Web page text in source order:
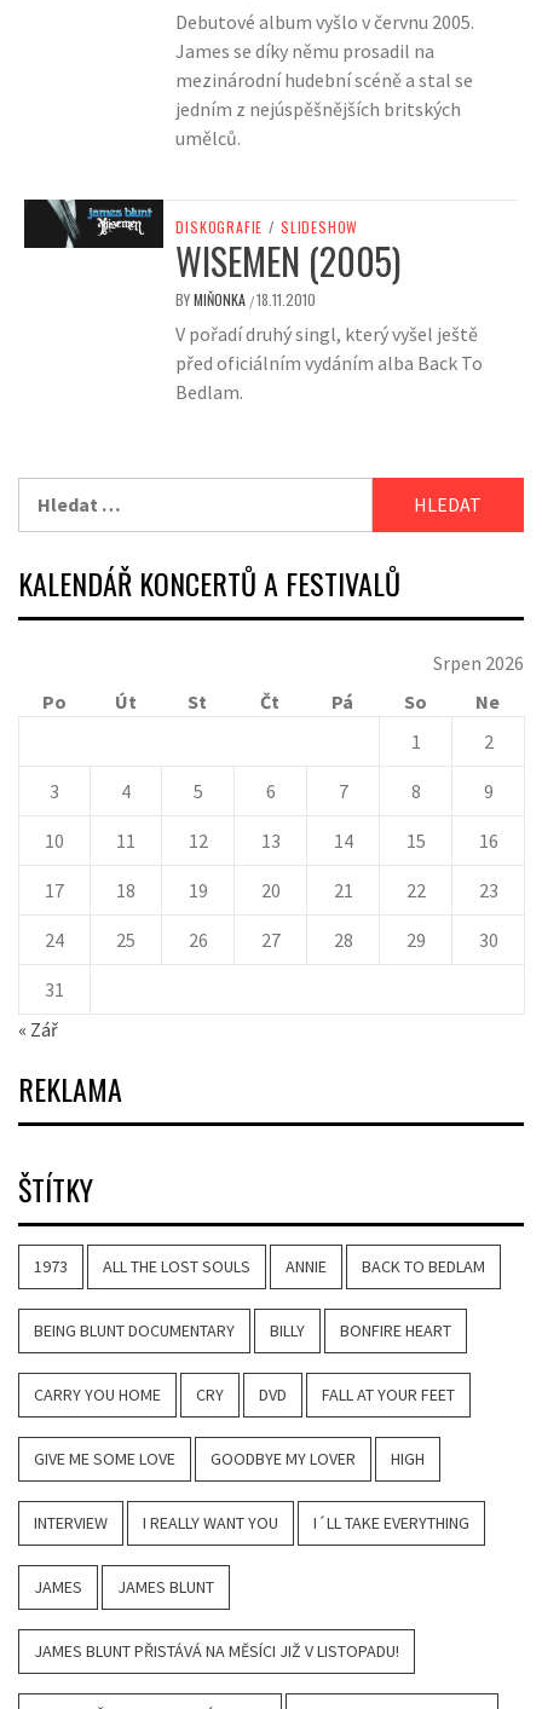
Debutové album vyšlo v červnu 2005.
James se díky němu prosadil na
mezinárodní hudební scéně a stal se
jedním z nejúspěšnějších britských
umělců.
DISKOGRAFIE / SLIDESHOW
WISEMEN (2005)
BYMIŇONKA /18.11.2010
V pořadí druhý singl, který vyšel ještě
před oficiálním vydáním alba Back To
Bedlam.
KALENDÁŘ KONCERTŮ A FESTIVALŮ
Srpen 2026
Po
Út St Čt Pá So
Ne
1
2
3 4 5 6 7 8 9
10 11 12 13 14 15 16
17 18 19 20 21 22 23
24 25 26 27 28 29 30
31
« Zář
REKLAMA
ŠTÍTKY
1973 ALL THE LOST SOULS ANNIE BACK TO BEDLAM
BEING BLUNT DOCUMENTARY BILLY BONFIRE HEART
CARRY YOU HOME CRY DVD FALL AT YOUR FEET
GIVE ME SOME LOVE GOODBYE MY LOVER HIGH
INTERVIEW I REALLY WANT YOU I´LL TAKE EVERYTHING
JAMES JAMES BLUNT
JAMES BLUNT PŘISTÁVÁ NA MĚSÍCI JIŽ V LISTOPADU!